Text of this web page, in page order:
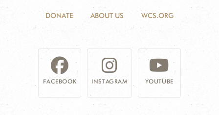
DONATE ABOUT US WCS.ORG
FACEBOOK INSTAGRAM YOUTUBE